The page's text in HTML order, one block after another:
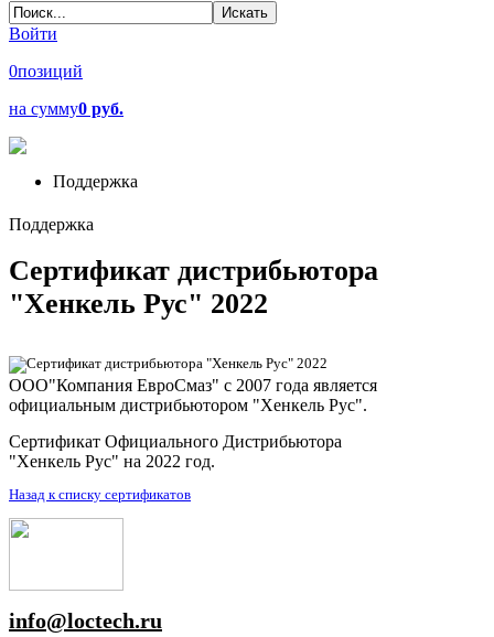
Войти
0позиций
на сумму0 руб.
Поддержка
Поддержка
Сертификат дистрибьютора
"Хенкель Рус" 2022
ООО"Компания ЕвроСмаз" с 2007 года является
официальным дистрибьютором "Хенкель Рус".
Сертификат Официального Дистрибьютора
"Хенкель Рус" на 2022 год.
Назад к списку сертификатов
info@loctech.ru